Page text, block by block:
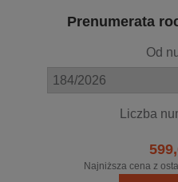
Prenumerata
Od
Liczba
Najniższa cena z